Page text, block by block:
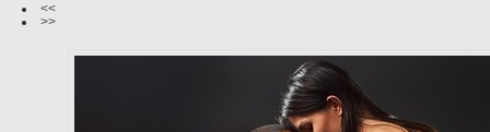
<<
>>